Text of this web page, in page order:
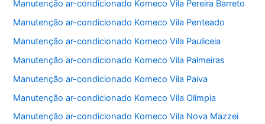
Manutenção ar-condicionado Komeco Vila Pereira Barreto
Manutenção ar-condicionado Komeco Vila Penteado
Manutenção ar-condicionado Komeco Vila Pauliceia
Manutenção ar-condicionado Komeco Vila Palmeiras
Manutenção ar-condicionado Komeco Vila Paiva
Manutenção ar-condicionado Komeco Vila Olímpia
Manutenção ar-condicionado Komeco Vila Nova Mazzei